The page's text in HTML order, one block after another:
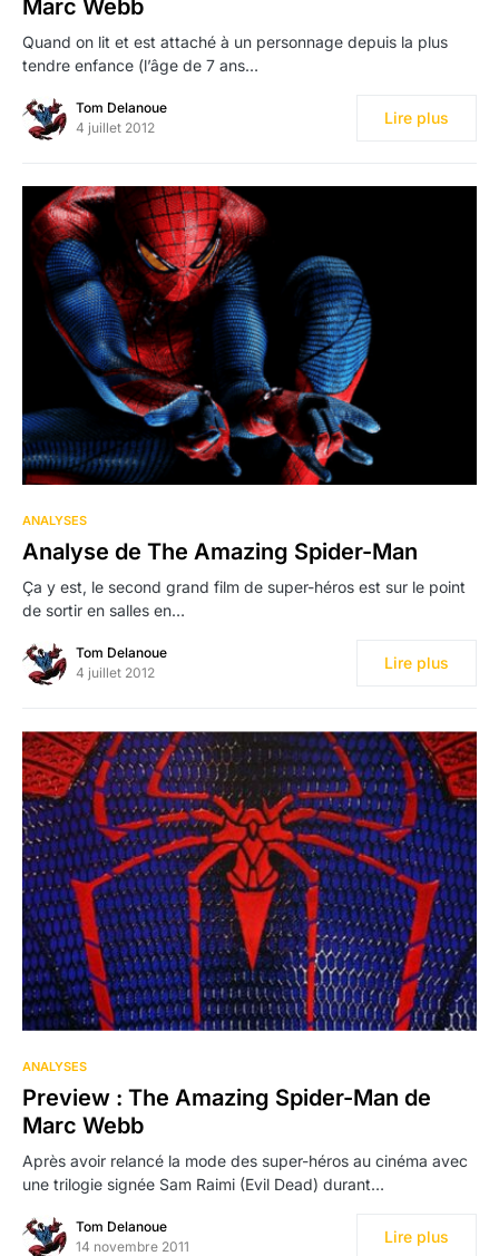
Marc Webb
Quand on lit et est attaché à un personnage depuis la plus
tendre enfance (l’âge de 7 ans…
Tom Delanoue
4 juillet 2012
Lire plus
ANALYSES
Analyse de The Amazing Spider-Man
Ça y est, le second grand film de super-héros est sur le point
de sortir en salles en…
Tom Delanoue
4 juillet 2012
Lire plus
ANALYSES
Preview : The Amazing Spider-Man de
Marc Webb
Après avoir relancé la mode des super-héros au cinéma avec
une trilogie signée Sam Raimi (Evil Dead) durant…
Tom Delanoue
14 novembre 2011
Lire plus